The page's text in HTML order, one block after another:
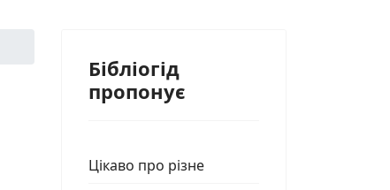
Бібліогід
пропонує
Цікаво про різне